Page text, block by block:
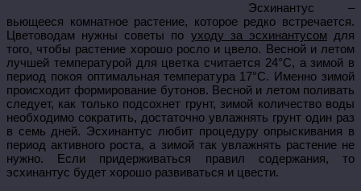
Эсхинантус –
вьющееся комнатное растение, которое редко встречается.
Цветоводам нужны советы по уходу за эсхинантусом для
того, чтобы растение хорошо росло и цвело. Весной и летом
лучшей температурой для цветка считается 24°С, а зимой в
период покоя оптимальная температура 17°С. Именно зимой
происходит формирование бутонов. Весной и летом поливать
следует, как только подсохнет грунт, зимой количество воды
необходимо сократить, достаточно увлажнять грунт один раз
в семь дней. Эсхинантус любит процедуру опрыскивания в
период активного роста, а зимой так увлажнять растение не
нужно. Если придерживаться правил содержания, то
эсхинантус будет хорошо развиваться и цвести.